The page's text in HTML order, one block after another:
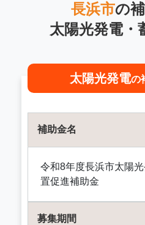
長浜市の
太陽光発電・
太陽光発電の
補助金名
令和8年度長浜市太陽
置促進補助金
募集期間